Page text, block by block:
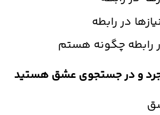
در رابطه
رابطه چگونه هستم
و در جستجوی عشق هستید